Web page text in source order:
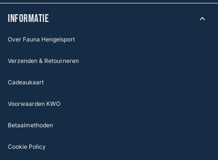
INFORMATIE
Over Fauna Hengelsport
Verzenden & Retourneren
Cadeaukaart
Voorwaarden KWO
Betaalmethoden
Cookie Policy